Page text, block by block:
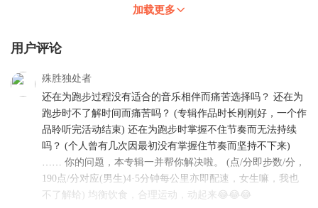
加载更多
用户评论
殊胜独处者
还在为跑步过程没有适合的音乐相伴而痛苦选择吗？ 还在为
跑步时不了解时间而痛苦吗？ (专辑作品时长刚刚好，一个作
品聆听完活动结束) 还在为跑步时掌握不住节奏而无法持续
吗？ (个人曾有几次因最初没有掌握住节奏而坚持不下来)
…… 你的问题，本专辑一并帮你解决啦。 (点/分即步数/分，
190点/分对应(男生)4·5分钟每公里亦即配速，女生嘛，我也
不了解蛤) 均衡饮食，合理运动，动起来😂😂😂